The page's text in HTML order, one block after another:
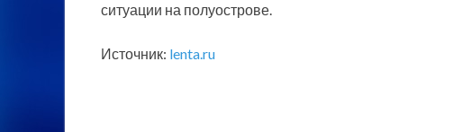
ситуации на полуострове.
Источник: lenta.ru